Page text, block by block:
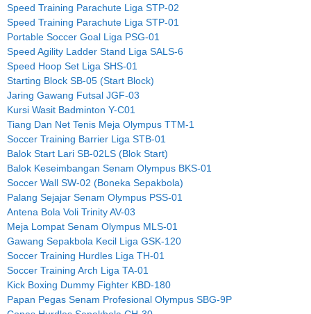
Speed Training Parachute Liga STP-02
Speed Training Parachute Liga STP-01
Portable Soccer Goal Liga PSG-01
Speed Agility Ladder Stand Liga SALS-6
Speed Hoop Set Liga SHS-01
Starting Block SB-05 (Start Block)
Jaring Gawang Futsal JGF-03
Kursi Wasit Badminton Y-C01
Tiang Dan Net Tenis Meja Olympus TTM-1
Soccer Training Barrier Liga STB-01
Balok Start Lari SB-02LS (Blok Start)
Balok Keseimbangan Senam Olympus BKS-01
Soccer Wall SW-02 (Boneka Sepakbola)
Palang Sejajar Senam Olympus PSS-01
Antena Bola Voli Trinity AV-03
Meja Lompat Senam Olympus MLS-01
Gawang Sepakbola Kecil Liga GSK-120
Soccer Training Hurdles Liga TH-01
Soccer Training Arch Liga TA-01
Kick Boxing Dummy Fighter KBD-180
Papan Pegas Senam Profesional Olympus SBG-9P